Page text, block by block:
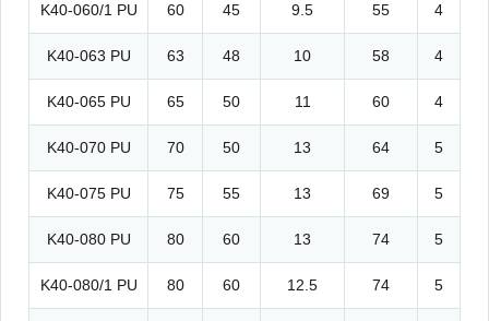
K40-060/1 PU 60 45 9.5 55 4
K40-063 PU 63 48 10 58 4
K40-065 PU 65 50 11 60 4
K40-070 PU 70 50 13 64 5
K40-075 PU 75 55 13 69 5
K40-080 PU 80 60 13 74 5
K40-080/1 PU 80 60 12.5 74 5